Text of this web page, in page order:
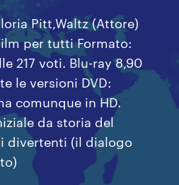
Pitt,Waltz (Attore)
per tutti Formato:
217 voti. Blu-ray 8,90
le versioni DVD:
comunque in HD.
da storia del
divertenti (il dialogo